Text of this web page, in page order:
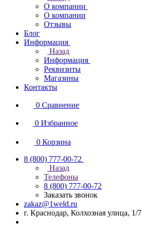
О компании
О компании
Отзывы
Блог
Информация
Назад
Информация
Реквизиты
Магазины
Контакты
0 Сравнение
0 Избранное
0 Корзина
8 (800) 777-00-72
Назад
Телефоны
8 (800) 777-00-72
Заказать звонок
zakaz@1weld.ru
г. Краснодар, Колхозная улица, 1/7